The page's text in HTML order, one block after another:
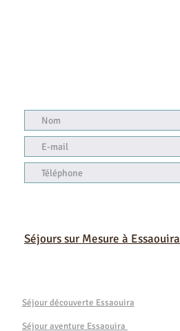
Séjours sur Mesure à Essaouira
Séjour découverte Essaouira
Séjour aventure Essaouira